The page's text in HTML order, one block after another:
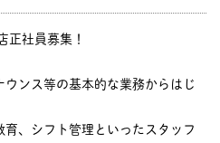
正社員募集！
ンス等の基本的な業務からはじ
、シフト管理といったスタッフ